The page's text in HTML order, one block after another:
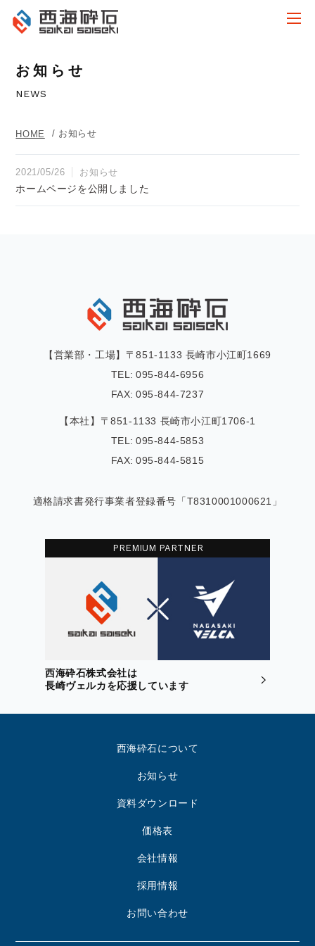
お知らせ
NEWS
HOME / お知らせ
2021/05/26 お知らせ
ホームページを公開しました
【営業部・工場】〒851-1133 長崎市小江町1669
TEL: 095-844-6956
FAX: 095-844-7237
【本社】〒851-1133 長崎市小江町1706-1
TEL: 095-844-5853
FAX: 095-844-5815
適格請求書発行事業者登録番号「T8310001000621」
PREMIUM PARTNER
西海砕石株式会社は
長崎ヴェルカを応援しています
西海砕石について
お知らせ
資料ダウンロード
価格表
会社情報
採用情報
お問い合わせ